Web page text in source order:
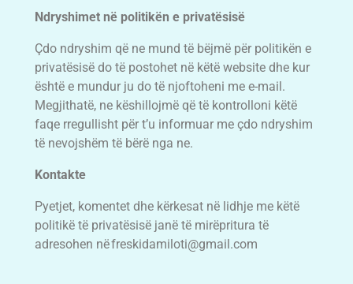
Ndryshimet në politikën e privatësisë
Çdo ndryshim që ne mund të bëjmë për politikën e
privatësisë do të postohet në këtë website dhe kur
është e mundur ju do të njoftoheni me e-mail.
Megjithatë, ne këshillojmë që të kontrolloni këtë
faqe rregullisht për t’u informuar me çdo ndryshim
të nevojshëm të bërë nga ne.
Kontakte
Pyetjet, komentet dhe kërkesat në lidhje me këtë
politikë të privatësisë janë të mirëpritura të
adresohen nëfreskidamiloti@gmail.com